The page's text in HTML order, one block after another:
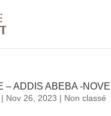
– ADDIS ABEBA -
Nov 26, 2023 | Non classé